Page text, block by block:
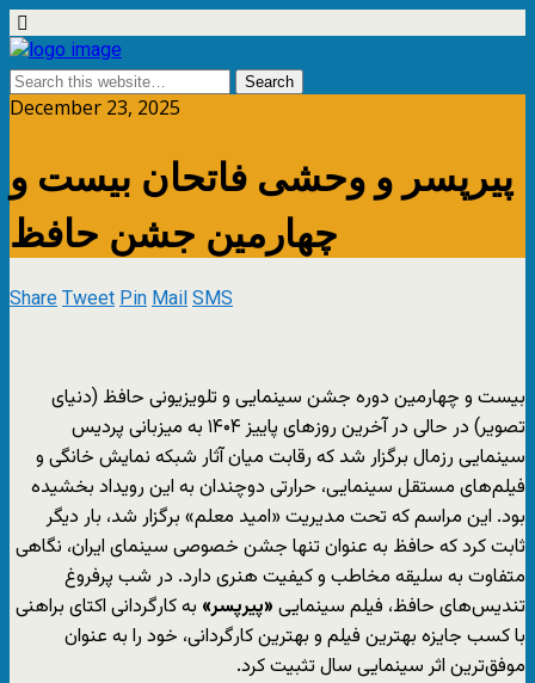
December 23, 2025
پیرپسر و وحشی فاتحان بیست‌ و
چهارمین جشن حافظ
ShareTweetPinMailSMS
بیست‌ و چهارمین دوره جشن سینمایی و تلویزیونی حافظ (دنیای
تصویر) در حالی در آخرین روزهای پاییز ۱۴۰۴ به میزبانی پردیس
سینمایی رزمال برگزار شد که رقابت میان آثار شبکه نمایش خانگی و
فیلم‌های مستقل سینمایی، حرارتی دوچندان به این رویداد بخشیده
بود. این مراسم که تحت مدیریت «امید معلم» برگزار شد، بار دیگر
ثابت کرد که حافظ به عنوان تنها جشن خصوصی سینمای ایران، نگاهی
متفاوت به سلیقه مخاطب و کیفیت هنری دارد. در شب پرفروغ
تندیس‌های حافظ، فیلم سینمایی «پیرپسر» به کارگردانی اکتای براهنی
با کسب جایزه بهترین فیلم و بهترین کارگردانی، خود را به عنوان
موفق‌ترین اثر سینمایی سال تثبیت کرد.